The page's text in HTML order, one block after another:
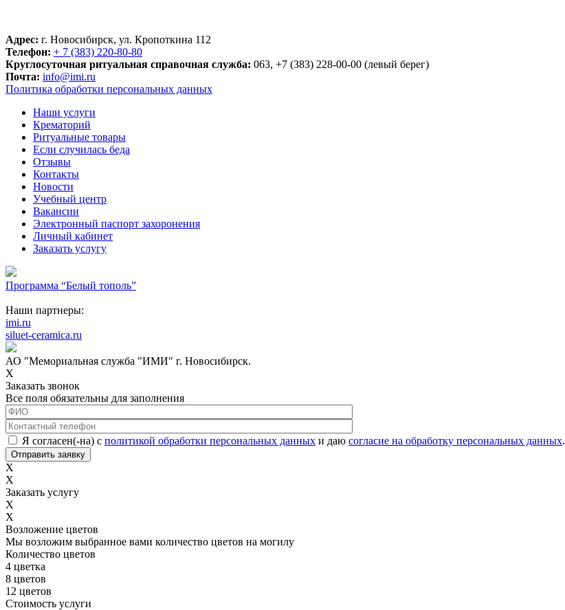
Адрес: г. Новосибирск, ул. Кропоткина 112
Телефон: + 7 (383) 220-80-80
Круглосуточная ритуальная справочная служба: 063, +7 (383) 228-00-00 (левый берег)
Почта: info@imi.ru
Политика обработки персональных данных
Наши услуги
Крематорий
Ритуальные товары
Если случилась беда
Отзывы
Контакты
Новости
Учебный центр
Вакансии
Электронный паспорт захоронения
Личный кабинет
Заказать услугу
Программа “Белый тополь”
Наши партнеры:
imi.ru
siluet-ceramica.ru
АО "Мемориальная служба "ИМИ" г. Новосибирск.
X
Заказать звонок
Все поля обязательны для заполнения
ФИО
Контактный телефон
Соглашение с обработкой данных*
Я согласен(-на) с политикой обработки персональных данных и даю согласие на обработку персональных данных.
X
X
Заказать услугу
X
X
Возложение цветов
Мы возложим выбранное вами количество цветов на могилу
Количество цветов
4 цветка
8 цветов
12 цветов
Стоимость услуги